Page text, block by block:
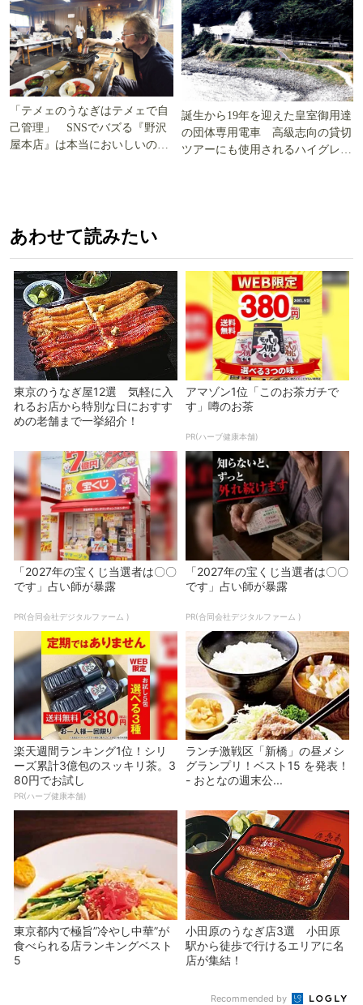
「テメェのうなぎはテメェで自
己管理」 SNSでバズる『野沢
屋本店』は本当においしいの
誕生から19年を迎えた皇室御用達
の団体専用電車 高級志向の貸切
ツアーにも使用されるハイグレー
あわせて読みたい
東京のうなぎ屋12選 気軽に入
れるお店から特別な日におすす
めの老舗まで一挙紹介！
アマゾン1位「このお茶ガチで
す」噂のお茶
PR(ハーブ健康本舗)
「2027年の宝くじ当選者は〇〇
です」占い師が暴露
PR(合同会社デジタルファーム )
「2027年の宝くじ当選者は〇〇
です」占い師が暴露
PR(合同会社デジタルファーム )
楽天週間ランキング1位！シリ
ーズ累計3億包のスッキリ茶。3
80円でお試し
PR(ハーブ健康本舗)
ランチ激戦区「新橋」の昼メシ
グランプリ！ベスト15 を発表！
- おとなの週末公...
東京都内で極旨”冷やし中華”が
食べられる店ランキングベスト
5
小田原のうなぎ店3選 小田原
駅から徒歩で行けるエリアに名
店が集結！
Recommended by